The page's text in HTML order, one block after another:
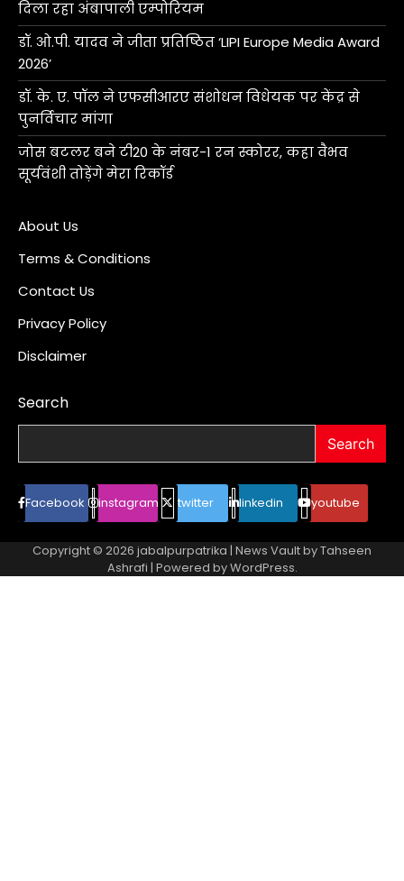
दिला रहा अंबापाली एम्पोरियम
डॉ. ओ.पी. यादव ने जीता प्रतिष्ठित ‘LIPI Europe Media Award
2026’
डॉ. के. ए. पॉल ने एफसीआरए संशोधन विधेयक पर केंद्र से
पुनर्विचार मांगा
जोस बटलर बने टी20 के नंबर-1 रन स्कोरर, कहा वैभव
सूर्यवंशी तोड़ेंगे मेरा रिकॉर्ड
About Us
Terms & Conditions
Contact Us
Privacy Policy
Disclaimer
Search
Search
Facebook instagram twitter linkedin youtube
Copyright © 2026 jabalpurpatrika | News Vault byTahseen
Ashrafi | Powered byWordPress.